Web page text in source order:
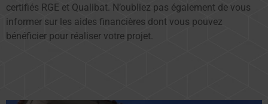
certifiés RGE et Qualibat. N’oubliez pas également de vous
informer sur les aides financières dont vous pouvez
bénéficier pour réaliser votre projet.